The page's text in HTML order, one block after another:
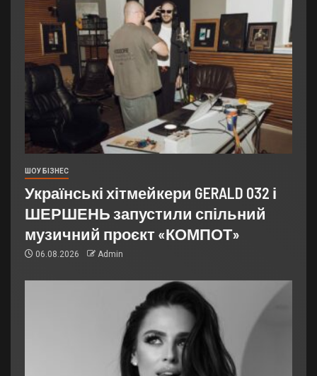
ШОУ БІЗНЕС
Українські хітмейкери GERALD 032 і
ШЕРШЕНЬ запустили спільний
музичний проєкт «КОМПОТ»
06.08.2026 Admin